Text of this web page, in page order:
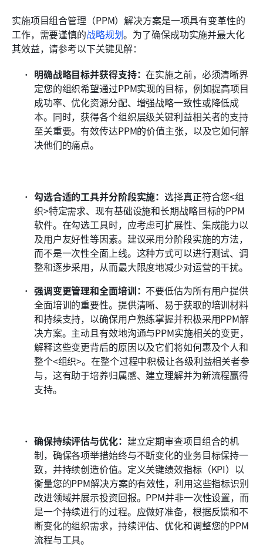
实施项目组合管理（PPM）解决方案是一项具有变革性的
工作，需要谨慎的战略规划。为了确保成功实施并最大化
其效益，请参考以下关键见解：
明确战略目标并获得支持：在实施之前，必须清晰界
定您的组织希望通过PPM实现的目标，例如提高项目
成功率、优化资源分配、增强战略一致性或降低成
本。同时，获得各个组织层级关键利益相关者的支持
至关重要。有效传达PPM的价值主张，以及它如何解
决他们的痛点。
勾选合适的工具并分阶段实施： 选择真正符合您<组
织>特定需求、现有基础设施和长期战略目标的PPM
软件。在勾选工具时，应考虑可扩展性、集成能力以
及用户友好性等因素。建议采用分阶段实施的方法，
而不是一次性全面上线。这种方式可以进行测试、调
整和逐步采用，从而最大限度地减少对运营的干扰。
强调变更管理和全面培训： 不要低估为所有用户提供
全面培训的重要性。提供清晰、易于获取的培训材料
和持续支持，以确保用户熟练掌握并积极采用PPM解
决方案。主动且有效地沟通与PPM实施相关的变更，
解释这些变更背后的原因以及它们将如何惠及个人和
整个<组织>。在整个过程中积极让各级利益相关者参
与，这有助于培养归属感、建立理解并为新流程赢得
支持。
确保持续评估与优化： 建立定期审查项目组合的机
制，确保各项举措始终与不断变化的业务目标保持一
致，并持续创造价值。定义关键绩效指标（KPI）以
衡量您的PPM解决方案的有效性，利用这些指标识别
改进领域并展示投资回报。PPM并非一次性设置，而
是一个持续进行的过程。应做好准备，根据反馈和不
断变化的组织需求，持续评估、优化和调整您的PPM
流程与工具。